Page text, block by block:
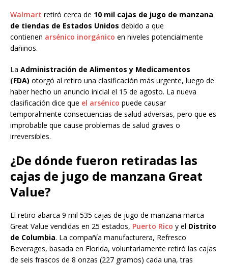
Walmart retiró cerca de 10 mil cajas de jugo de manzana
de tiendas de Estados Unidos debido a que
contienen arsénico inorgánico en niveles potencialmente
dañinos.
La Administración de Alimentos y Medicamentos
(FDA) otorgó al retiro una clasificación más urgente, luego de
haber hecho un anuncio inicial el 15 de agosto. La nueva
clasificación dice que el arsénico puede causar
temporalmente consecuencias de salud adversas, pero que es
improbable que cause problemas de salud graves o
irreversibles.
¿De dónde fueron retiradas las
cajas de jugo de manzana Great
Value?
El retiro abarca 9 mil 535 cajas de jugo de manzana marca
Great Value vendidas en 25 estados, Puerto Rico y el Distrito
de Columbia. La compañía manufacturera, Refresco
Beverages, basada en Florida, voluntariamente retiró las cajas
de seis frascos de 8 onzas (227 gramos) cada una, tras